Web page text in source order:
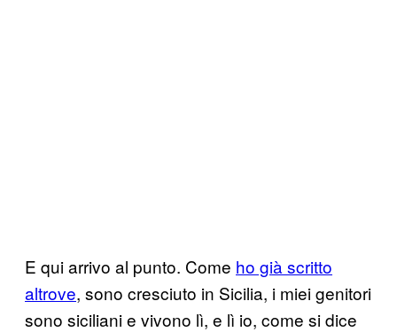
E qui arrivo al punto. Come ho già scritto
altrove, sono cresciuto in Sicilia, i miei genitori
sono siciliani e vivono lì, e lì io, come si dice